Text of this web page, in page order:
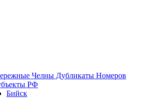
Челны Дубликаты Номеров
РФ
Бийск